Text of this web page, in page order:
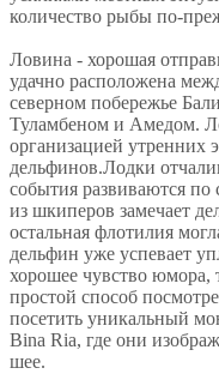
количество рыбы по-
Ловина - хорошая
удачно расположена
северном побережье
Туламбеном и Амедом.
организацией утренних
дельфинов.Лодки
события развиваются
из шкиперов замечает
остальная флотилия
дельфин уже успевает
хорошее чувство юмора,
простой способ
посетить уникальный
Bina Ria, где они
шее.